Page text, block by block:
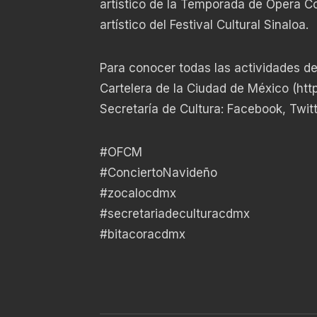
artístico de la Temporada de Ópera
artístico del Festival Cultural Sinaloa.
Para conocer todas las actividades
Cartelera de la Ciudad de México (
Secretaría de Cultura: Facebook,
#OFCM
#ConciertoNavideño
#zocalocdmx
#secretariadeculturacdmx
#bitacoracdmx